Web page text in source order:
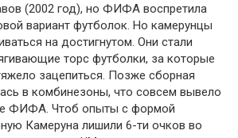
(2002 год), но ФИФА воспретила
вариант футболок. Но камерунцы
на достигнутом. Они стали
торс футболки, за которые
зацепиться. Позже сборная
в комбинезоны, что совсем вывело
ФИФА. Чтоб опыты с формой
Камеруна лишили 6-ти очков во